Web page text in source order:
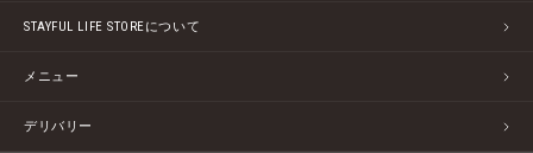
STAYFUL LIFE STOREについて
メニュー
デリバリー